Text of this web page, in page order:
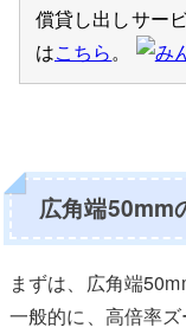
償貸し出しサー
はこちら。
広角端50mm
まずは、広角端
一般的に、高倍率